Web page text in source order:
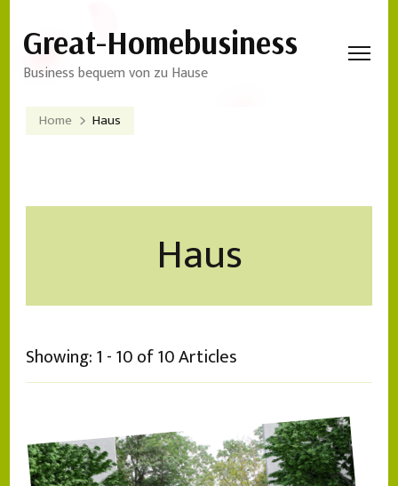
Great-Homebusiness
Business bequem von zu Hause
Home Haus
Haus
Showing: 1 - 10 of 10 Articles